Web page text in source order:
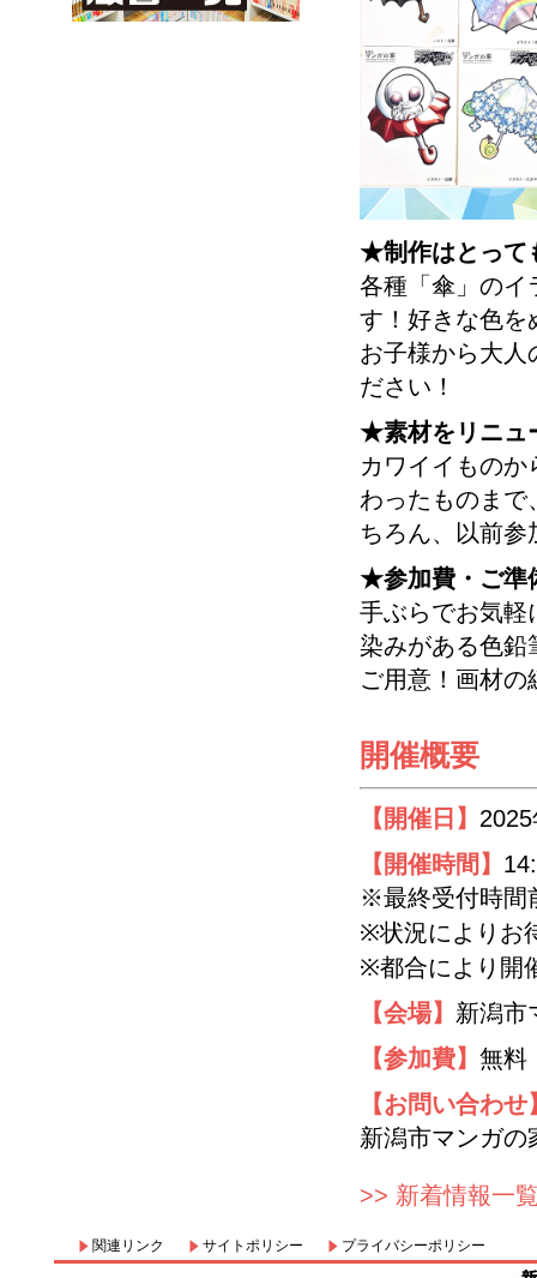
★制作はとって
各種「傘」のイ
す！好きな色を
お子様から大
ださい！
★素材をリニュ
カワイイもの
わったものまで
ちろん、以前
★参加費・ご準
手ぶらでお気軽
染みがある色鉛
ご用意！画材
開催概要
【開催日】
【開催時間】
※最終受付時間
※状況によりお
※都合により開
【会場】 新潟市
【参加費】 無料
【お問い合わせ
新潟市マンガ
>> 新着情報一
関連リンク サイトポリシー プライバシーポリシー